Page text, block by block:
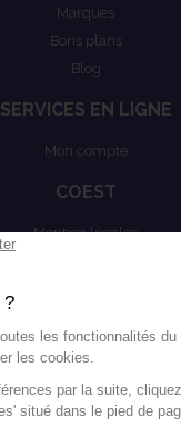
Marques
Bons plans
Blog
SERVICES EN LIGNE
Mon compte
COEST
Mention légales